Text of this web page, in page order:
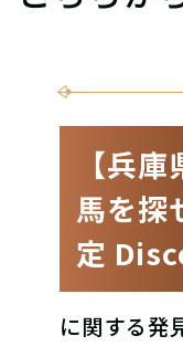
【兵
馬を探
定
に関する発